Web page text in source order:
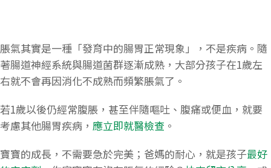
脹氣其實是一種「發育中的腸胃正常現象」，不是疾病。隨
著腸道神經系統與腸道菌群逐漸成熟，大部分孩子在1歲左
右就不會再因消化不成熟而頻繁脹氣了。
若1歲以後仍經常腹脹，甚至伴隨嘔吐、腹痛或便血，就要
考慮其他腸胃疾病， 應立即就醫檢查 。
寶寶的成長，不需要急於完美；爸媽的耐心，就是孩子最好